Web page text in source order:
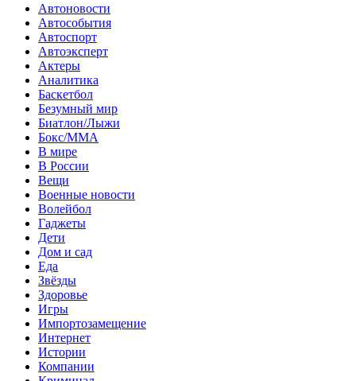
Автоновости
Автособытия
Автоспорт
Автоэксперт
Актеры
Аналитика
Баскетбол
Безумный мир
Биатлон/Лыжи
Бокс/MMA
В мире
В России
Вещи
Военные новости
Волейбол
Гаджеты
Дети
Дом и сад
Еда
Звёзды
Здоровье
Игры
Импортозамещение
Интернет
Истории
Компании